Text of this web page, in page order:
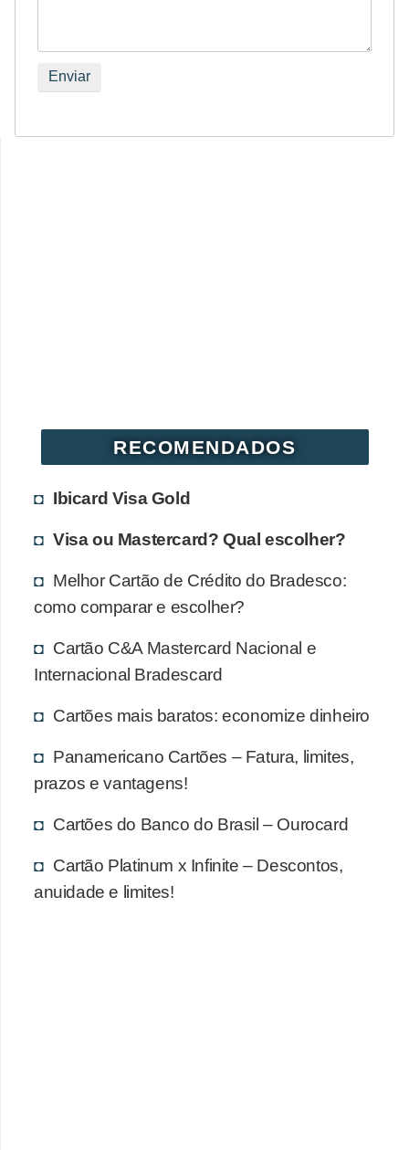
RECOMENDADOS
Ibicard Visa Gold
Visa ou Mastercard? Qual escolher?
Melhor Cartão de Crédito do Bradesco:
como comparar e escolher?
Cartão C&A Mastercard Nacional e
Internacional Bradescard
Cartões mais baratos: economize dinheiro
Panamericano Cartões – Fatura, limites,
prazos e vantagens!
Cartões do Banco do Brasil – Ourocard
Cartão Platinum x Infinite – Descontos,
anuidade e limites!